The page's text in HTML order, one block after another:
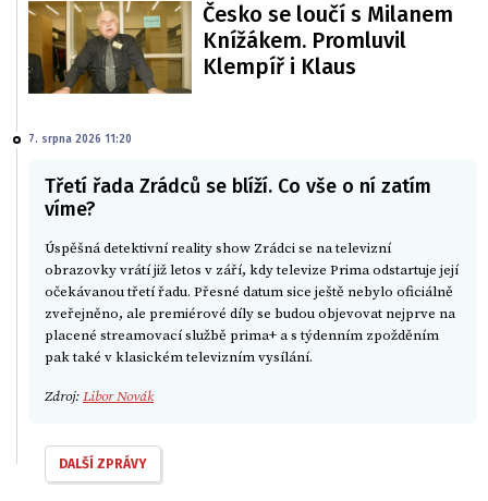
Česko se loučí s Milanem
Knížákem. Promluvil
Klempíř i Klaus
7. srpna 2026 11:20
Třetí řada Zrádců se blíží. Co vše o ní zatím
víme?
Úspěšná detektivní reality show Zrádci se na televizní
obrazovky vrátí již letos v září, kdy televize Prima odstartuje její
očekávanou třetí řadu. Přesné datum sice ještě nebylo oficiálně
zveřejněno, ale premiérové díly se budou objevovat nejprve na
placené streamovací službě prima+ a s týdenním zpožděním
pak také v klasickém televizním vysílání.
Zdroj:Libor Novák
DALŠÍ ZPRÁVY